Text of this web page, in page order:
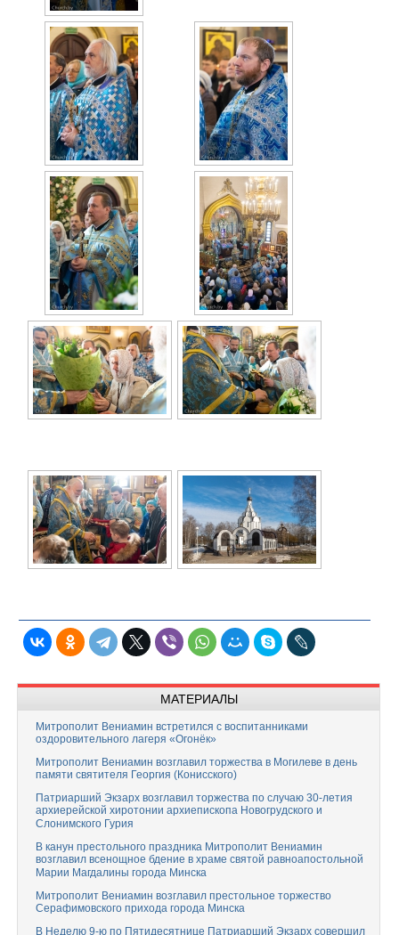
МАТЕРИАЛЫ
Митрополит Вениамин встретился с воспитанниками
оздоровительного лагеря «Огонёк»
Митрополит Вениамин возглавил торжества в Могилеве в день
памяти святителя Георгия (Конисского)
Патриарший Экзарх возглавил торжества по случаю 30-летия
архиерейской хиротонии архиепископа Новогрудского и
Слонимского Гурия
В канун престольного праздника Митрополит Вениамин
возглавил всенощное бдение в храме святой равноапостольной
Марии Магдалины города Минска
Митрополит Вениамин возглавил престольное торжество
Серафимовского прихода города Минска
В Неделю 9-ю по Пятидесятнице Патриарший Экзарх совершил